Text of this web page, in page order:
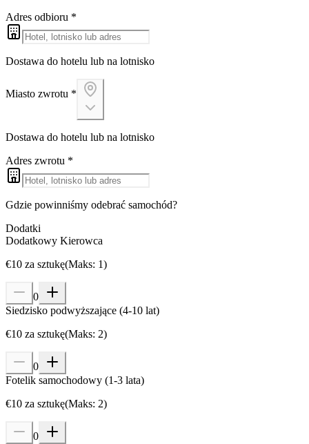
Adres odbioru *
Dostawa do hotelu lub na lotnisko
Miasto zwrotu *
Dostawa do hotelu lub na lotnisko
Adres zwrotu *
Gdzie powinniśmy odebrać samochód?
Dodatki
Dodatkowy Kierowca
€10 za sztukę(Maks: 1)
0
Siedzisko podwyższające (4-10 lat)
€10 za sztukę(Maks: 2)
0
Fotelik samochodowy (1-3 lata)
€10 za sztukę(Maks: 2)
0